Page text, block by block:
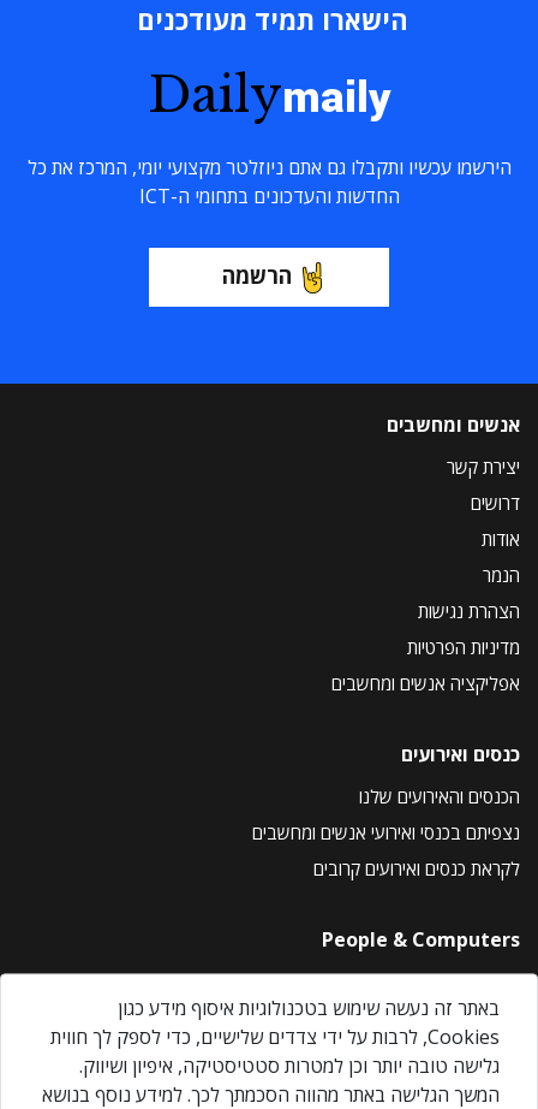
הישארו תמיד מעודכנים
Dailymaily
הירשמו עכשיו ותקבלו גם אתם ניוזלטר מקצועי יומי, המרכז את כל
החדשות והעדכונים בתחומי ה-ICT
הרשמה
אנשים ומחשבים
יצירת קשר
דרושים
אודות
הנמר
הצהרת נגישות
מדיניות הפרטיות
אפליקציה אנשים ומחשבים
כנסים ואירועים
הכנסים והאירועים שלנו
נצפיתם בכנסי ואירועי אנשים ומחשבים
לקראת כנסים ואירועים קרובים
People & Computers
About Us
Privacy Policy
Contact Us
Our Events
באתר זה נעשה שימוש בטכנולוגיות איסוף מידע כגון
Cookies, לרבות על ידי צדדים שלישיים, כדי לספק לך חווית
גלישה טובה יותר וכן למטרות סטטיסטיקה, איפיון ושיווק.
המשך הגלישה באתר מהווה הסכמתך לכך. למידע נוסף בנושא